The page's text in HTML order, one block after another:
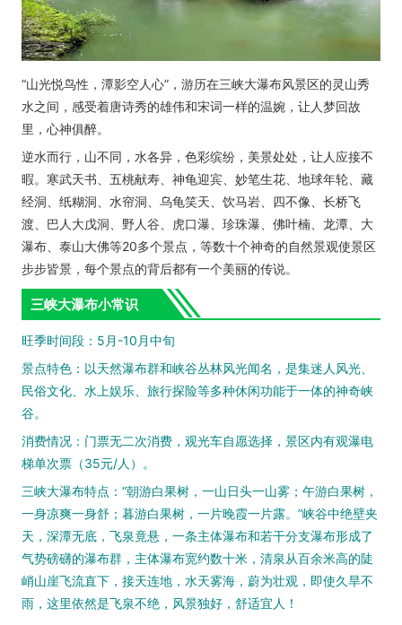
“山光悦鸟性，潭影空人心”，游历在三峡大瀑布风景区的灵山秀
水之间，感受着唐诗秀的雄伟和宋词一样的温婉，让人梦回故
里，心神俱醉。
逆水而行，山不同，水各异，色彩缤纷，美景处处，让人应接不
暇。寒武天书、五桃献寿、神龟迎宾、妙笔生花、地球年轮、藏
经洞、纸糊洞、水帘洞、乌龟笑天、饮马岩、四不像、长桥飞
渡、巴人大戊洞、野人谷、虎口瀑、珍珠瀑、佛叶楠、龙潭、大
瀑布、泰山大佛等20多个景点，等数十个神奇的自然景观使景区
步步皆景，每个景点的背后都有一个美丽的传说。
三峡大瀑布小常识
旺季时间段：5月-10月中旬
景点特色：以天然瀑布群和峡谷丛林风光闻名，是集迷人风光、
民俗文化、水上娱乐、旅行探险等多种休闲功能于一体的神奇峡
谷。
消费情况：门票无二次消费，观光车自愿选择，景区内有观瀑电
梯单次票（35元/人）。
三峡大瀑布特点：“朝游白果树，一山日头一山雾；午游白果树，
一身凉爽一身舒；暮游白果树，一片晚霞一片露。”峡谷中绝壁夹
天，深潭无底，飞泉竟悬，一条主体瀑布和若干分支瀑布形成了
气势磅礴的瀑布群，主体瀑布宽约数十米，清泉从百余米高的陡
峭山崖飞流直下，接天连地，水天雾海，蔚为壮观，即使久旱不
雨，这里依然是飞泉不绝，风景独好，舒适宜人！